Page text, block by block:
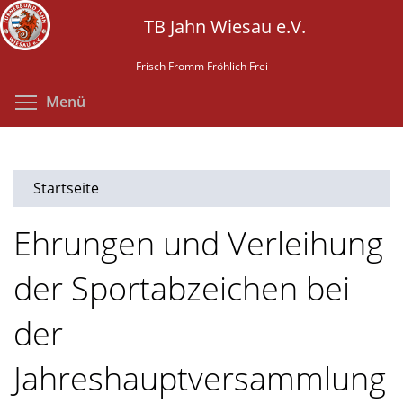
Direkt
zum
Inhalt
TB Jahn Wiesau e.V.
Frisch Fromm Fröhlich Frei
Menü
Startseite
Ehrungen und Verleihung
der Sportabzeichen bei
der
Jahreshauptversammlung